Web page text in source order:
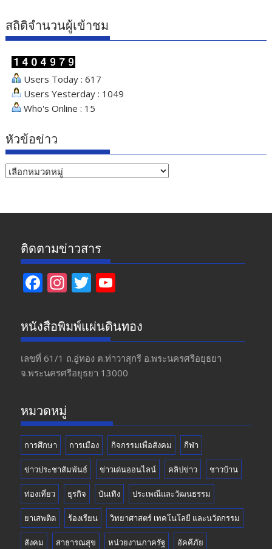
สถิติจำนวนผู้เข้าชม
Users Today : 617
Users Yesterday : 1049
Who's Online : 15
หัวข้อข่าว
หัวข้อ
ติดตามข่าวสาร
F
e
b
o
o
In
a
gr
a
m
T
itt
er
u
T
u
b
หนังสือพิมพ์แผ่นดินทอง
เลขที่ 61/1 ถ.อู่ทอง​ ต.​ท่าวาสุกรี​ อ.พระนครศรีอยุธยา​
จ.พระนครศรีอยุธยา 13000
หมวดหมู่
การศึกษา การเมือง กิจกรรมเพื่อสังคม กีฬา
ข่าวประชาสัมพันธ์ ข่าวเด่นออนไลน์ คลิปข่าว ชาวบ้าน
ท่องเที่ยว ธุรกิจ บันเทิง ประเพณีและวัฒนธรรม
ยาเสพติด ร้องเรียน วิทยาศาสตร์ เทคโนโลยี และนวัตกรรม
สังคม สาธารณสุข หน่วยงานภาครัฐ อัคคีภัย